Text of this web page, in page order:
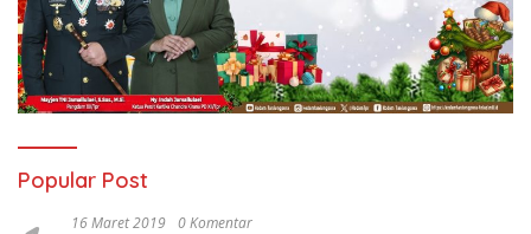
Popular Post
16 Maret 2019 0 Komentar